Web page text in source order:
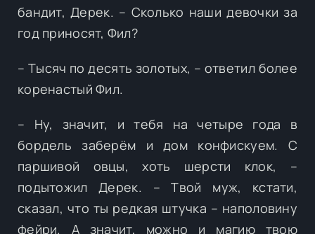
бандит, Дерек. – Сколько наши девочки за
год приносят, Фил?
– Тысяч по десять золотых, – ответил более
коренастый Фил.
– Ну, значит, и тебя на четыре года в
бордель заберём и дом конфискуем. С
паршивой овцы, хоть шерсти клок, –
подытожил Дерек. – Твой муж, кстати,
сказал, что ты редкая штучка – наполовину
фейри. А значит, можно и магию твою